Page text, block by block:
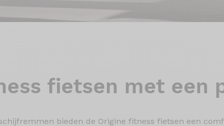
fietsen met een
bieden de Origine fitness fietsen een